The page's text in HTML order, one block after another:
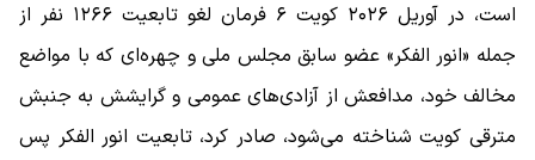
است، در آوریل ۲۰۲۶ کویت ۶ فرمان لغو تابعیت ۱۲۶۶ نفر از
جمله «انور الفکر» عضو سابق مجلس ملی و چهره‌ای که با مواضع
مخالف خود، مدافعش از آزادی‌های عمومی و گرایشش به جنبش
مترقی کویت شناخته می‌شود، صادر کرد، تابعیت انور الفکر پس